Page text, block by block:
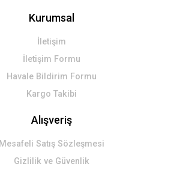
Kurumsal
İletişim
İletişim Formu
Havale Bildirim Formu
Kargo Takibi
Alışveriş
Mesafeli Satış Sözleşmesi
Gizlilik ve Güvenlik